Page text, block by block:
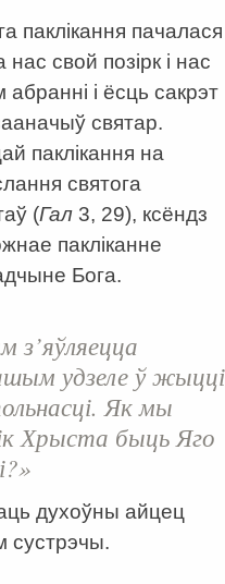
паклікання пачалася
нас свой позірк і нас
і ёсць сакрэт
святар.
паклікання на
святога
(Гал 3, 29), ксёндз
пакліканне
Бога.
з’яўляецца
удзеле ў жыцці
Як мы
Хрыста быць Яго
духоўны айцец
сустрэчы.